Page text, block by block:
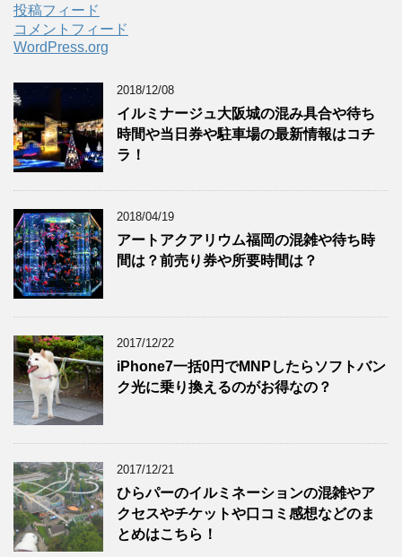
投稿フィード
コメントフィード
WordPress.org
2018/12/08
イルミナージュ大阪城の混み具合や待ち
時間や当日券や駐車場の最新情報はコチ
ラ！
2018/04/19
アートアクアリウム福岡の混雑や待ち時
間は？前売り券や所要時間は？
2017/12/22
iPhone7一括0円でMNPしたらソフトバン
ク光に乗り換えるのがお得なの？
2017/12/21
ひらパーのイルミネーションの混雑やア
クセスやチケットや口コミ感想などのま
とめはこちら！